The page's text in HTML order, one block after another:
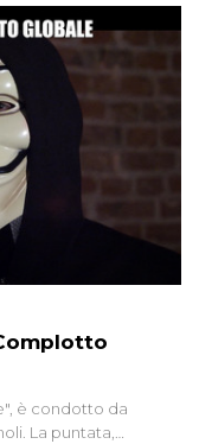
è condotto da
La puntata,